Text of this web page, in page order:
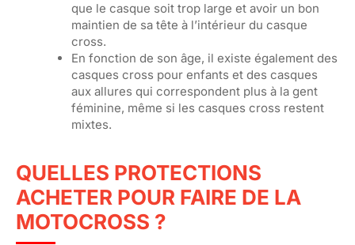
que le casque soit trop large et avoir un bon
maintien de sa tête à l’intérieur du casque
cross.
En fonction de son âge, il existe également des
casques cross pour enfants et des casques
aux allures qui correspondent plus à la gent
féminine, même si les casques cross restent
mixtes.
QUELLES PROTECTIONS
ACHETER POUR FAIRE DE LA
MOTOCROSS ?